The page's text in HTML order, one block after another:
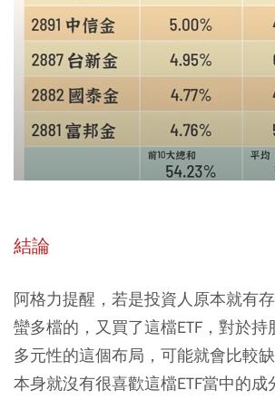
結論
阿格力提醒，若是投資人原本就有
蠻多檔的，又買了這檔ETF，對於持
多元性的這個布局，可能就會比較
本身就沒有很喜歡這檔ETF當中的成